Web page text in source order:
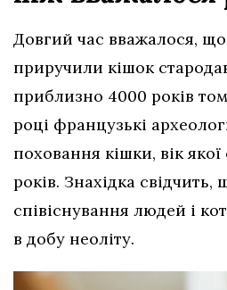
Довгий час вважалося,
приручили кішок
приблизно 4000 років
році французькі
поховання кішки, вік
років. Знахідка свідчить,
співіснування людей і
в добу неоліту.